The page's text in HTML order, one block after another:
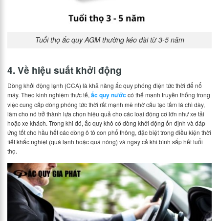
Tuổi thọ ắc quy AGM thường kéo dài từ 3-5 năm
4. Về hiệu suất khởi động
Dòng khởi động lạnh (CCA) là khả năng ắc quy phóng điện tức thời để nổ
máy. Theo kinh nghiệm thực tế, ắc quy nướccó thế mạnh truyền thống trong
việc cung cấp dòng phóng tức thời rất mạnh mẽ nhờ cấu tạo tấm lá chì dày,
làm cho nó trở thành lựa chọn hiệu quả cho các loại động cơ lớn như xe tải
hoặc xe khách. Trong khi đó, ắc quy khô có dòng khởi động ổn định và đáp
ứng tốt cho hầu hết các dòng ô tô con phổ thông, đặc biệt trong điều kiện thời
tiết khắc nghiệt (quá lạnh hoặc quá nóng) và ngay cả khi bình sắp hết tuổi
thọ.